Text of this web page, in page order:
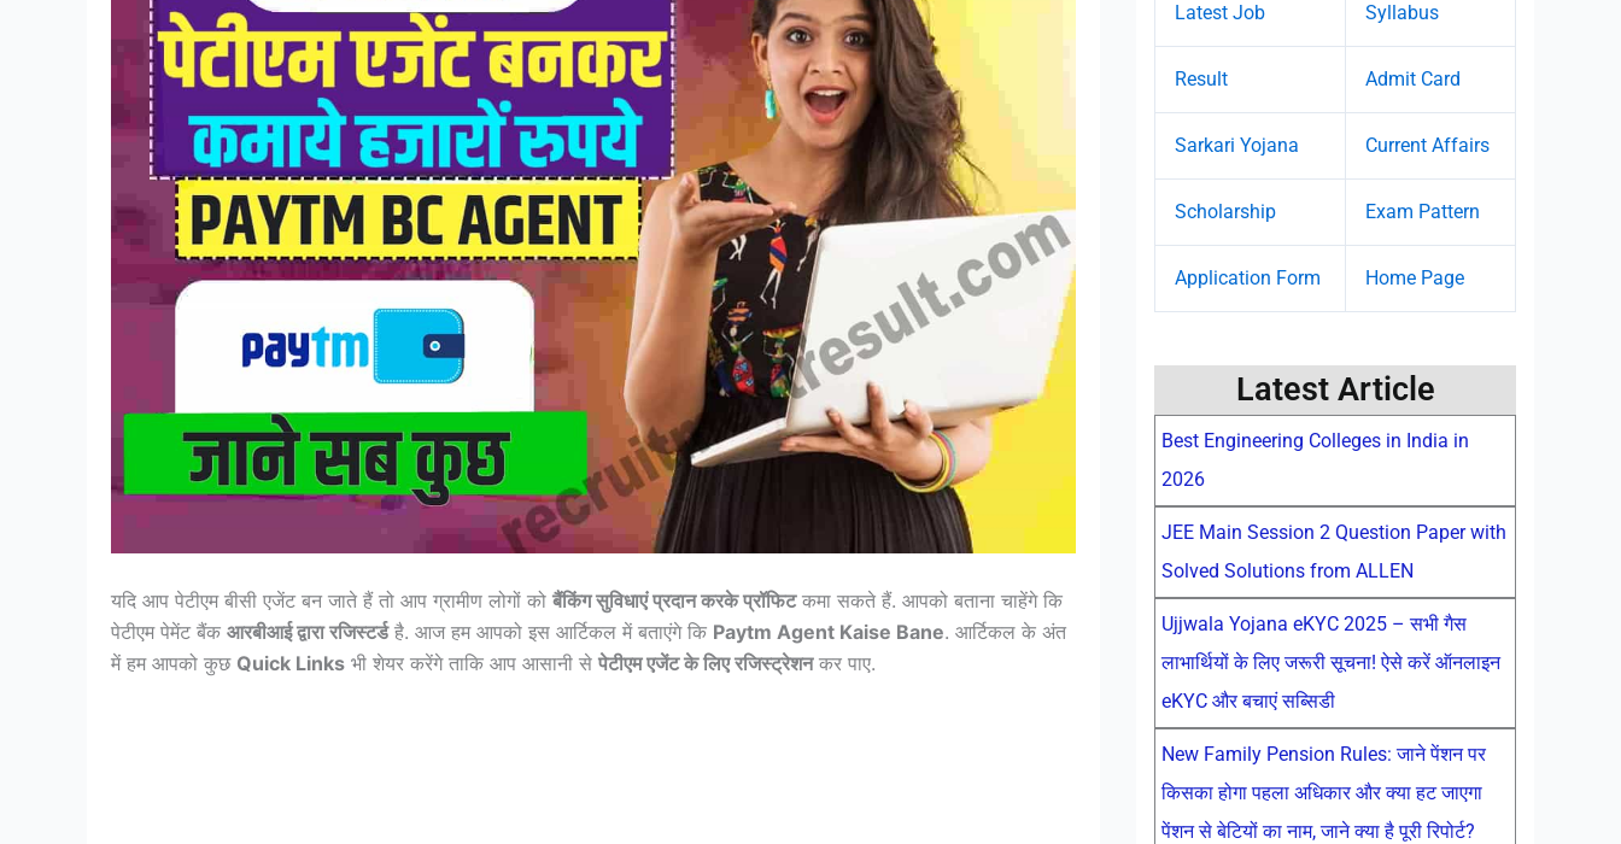
यदि आप पेटीएम बीसी एजेंट बन जाते हैं तो आप ग्रामीण लोगों को बैंकिंग सुविधाएं प्रदान करके प्रॉफिटकमा सकते हैं. आपको बताना चाहेंगे कि
पेटीएम पेमेंट बैंक आरबीआई द्वारा रजिस्टर्डहै. आज हम आपको इस आर्टिकल में बताएंगे कि Paytm Agent Kaise Bane. आर्टिकल के अंत
में हम आपको कुछ Quick Links भी शेयर करेंगे ताकि आप आसानी से पेटीएम एजेंट के लिए रजिस्ट्रेशनकर पाए.
Latest Job Syllabus
Result Admit Card
Sarkari Yojana Current Affairs
Scholarship Exam Pattern
Application Form Home Page
Latest Article
Best Engineering Colleges in India in
2026
JEE Main Session 2 Question Paper with
Solved Solutions from ALLEN
Ujjwala Yojana eKYC 2025 – सभी गैस
लाभार्थियों के लिए जरूरी सूचना! ऐसे करें ऑनलाइन
eKYC और बचाएं सब्सिडी
New Family Pension Rules: जाने पेंशन पर
किसका होगा पहला अधिकार और क्या हट जाएगा
पेंशन से बेटियों का नाम, जाने क्या है पूरी रिपोर्ट?